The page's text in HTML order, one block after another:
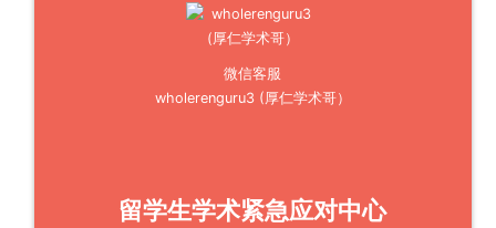
微信客服
wholerenguru3 (厚仁学术哥）
留学生学术紧急应对中心